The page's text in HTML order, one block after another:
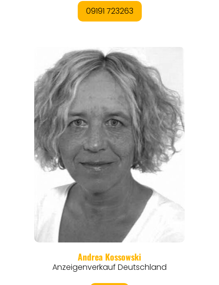
REGIONEN
EVENTS
REISEFÜHRER
REISEMAGAZINE
THEMEN
ANGEBOTE